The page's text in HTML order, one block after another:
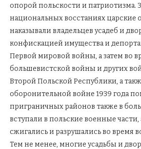
опорой польскости и патриотизма.
национальных восстаниях царские
наказывали владельцев усадеб и
конфискацией имущества и
Первой мировой войны, а затем во
большевистской войны и других
Второй Польской Республики, а
оборонительной войне 1939 года
приграничных районов также в
вступали в польские военные части,
сжигались и разрушались во время
Тем не менее, многие усадьбы и